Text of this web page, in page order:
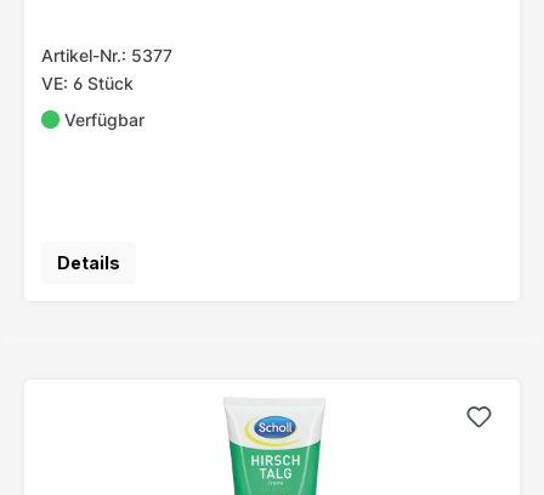
Artikel-Nr.: 5377
VE: 6 Stück
Verfügbar
Details